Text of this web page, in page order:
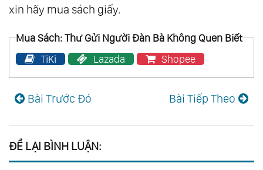
xin hãy mua sách giấy.
Mua Sách: Thư Gửi Người Đàn Bà Không Quen Biết
TiKi
Lazada Shopee
Bài Trước Đó Bài Tiếp Theo
ĐỂ LẠI BÌNH LUẬN: